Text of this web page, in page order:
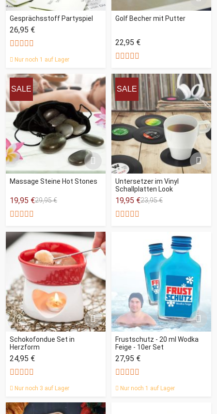
Gesprächsstoff Partyspiel
26,95 €
Nur noch 1 auf Lager
Golf Becher mit Putter
22,95 €
SALE
Massage Steine Hot Stones
19,95 €29,95 €
SALE
Untersetzer im Vinyl
Schallplatten Look
19,95 €23,95 €
Schokofondue Set in
Herzform
24,95 €
Nur noch 3 auf Lager
Frustschutz - 20 ml Wodka
Feige - 10er Set
27,95 €
Nur noch 1 auf Lager